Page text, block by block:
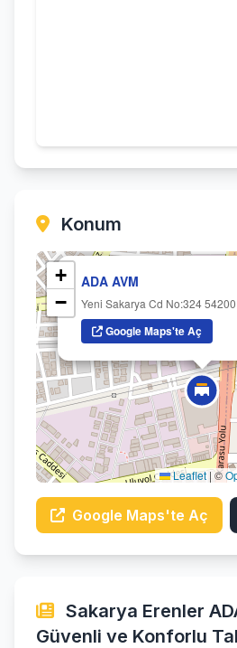
Konum
ADA AVM
Yeni Sakarya Cd No:324
Google Maps'te Aç
+
−
Leaflet |©
Google Maps'te Aç
Sakarya Erenler
Güvenli ve Konforlu